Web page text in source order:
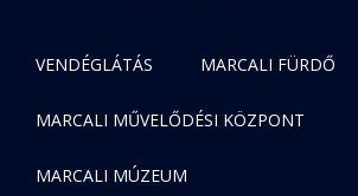
VENDÉGLÁTÁS MARCALI FÜRDŐ
MARCALI MŰVELŐDÉSI KÖZPONT
MARCALI MÚZEUM